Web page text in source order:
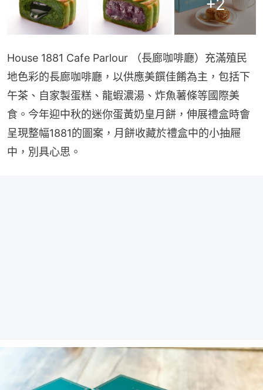
+2
House 1881 Cafe Parlour （長廊咖啡廳）充滿殖民
地色彩的長廊咖啡廳，以供應美饌佳餚為主，包括下
午茶、自家製蛋糕、龍蝦濃湯、炸魚薯條等國際美
食。今年迎中秋的迷你蛋黃奶皇月餅，伸展禮盒時會
呈現整幅1881的圖案，月餅收藏於禮盒中的小抽屜
中，別具心思。